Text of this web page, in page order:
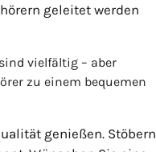
geleitet werden
vielfältig – aber
zu einem bequemen
genießen. Stöbern